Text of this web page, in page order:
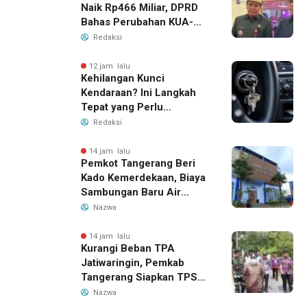
Naik Rp466 Miliar, DPRD
Bahas Perubahan KUA-
PPAS 2026
Redaksi
12 jam lalu
Kehilangan Kunci
Kendaraan? Ini Langkah
Tepat yang Perlu
Dilakukan
Redaksi
14 jam lalu
Pemkot Tangerang Beri
Kado Kemerdekaan, Biaya
Sambungan Baru Air
Bersih Dipangkas Jadi
Nazwa
14 jam lalu
Kurangi Beban TPA
Jatiwaringin, Pemkab
Tangerang Siapkan TPS3R
Baru di Tigaraksa
Nazwa